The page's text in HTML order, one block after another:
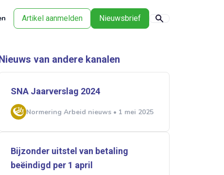
Artikel aanmelden Nieuwsbrief
van andere kanalen
SNA Jaarverslag 2024
Normering Arbeid nieuws • 1 mei 2025
Bijzonder uitstel van betaling
beëindigd per 1 april